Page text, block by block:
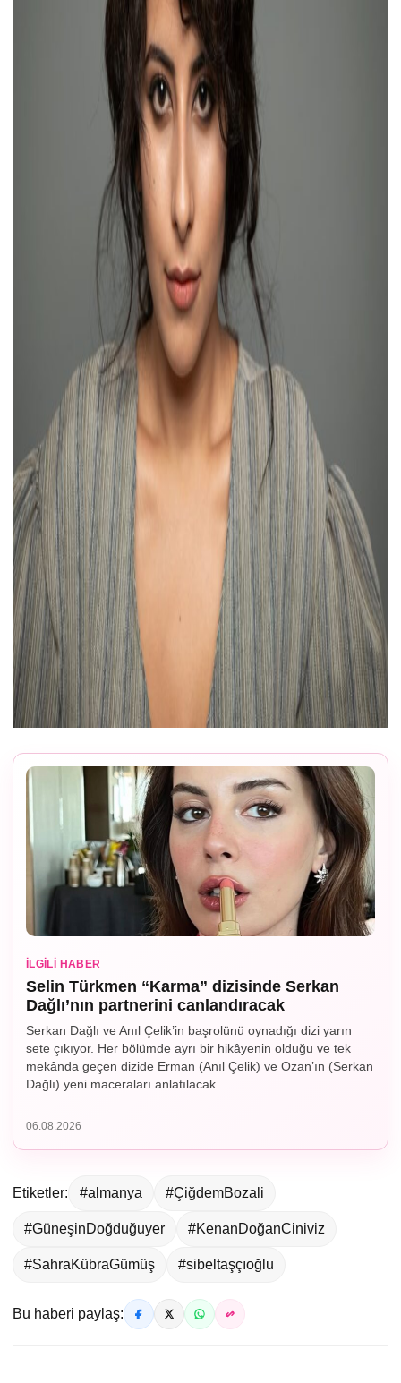
İLGILI HABER
Selin Türkmen “Karma” dizisinde Serkan
Dağlı’nın partnerini canlandıracak
Serkan Dağlı ve Anıl Çelik’in başrolünü oynadığı dizi yarın
sete çıkıyor. Her bölümde ayrı bir hikâyenin olduğu ve tek
mekânda geçen dizide Erman (Anıl Çelik) ve Ozan’ın (Serkan
Dağlı) yeni maceraları anlatılacak.
06.08.2026
Etiketler: #almanya #ÇiğdemBozali
#GüneşinDoğduğuyer #KenanDoğanCiniviz
#SahraKübraGümüş #sibeltaşçıoğlu
Bu haberi paylaş: